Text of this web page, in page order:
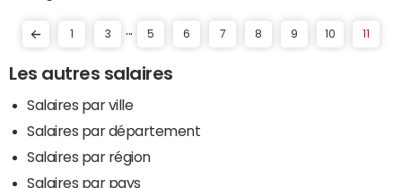
1 3 5 6 7 8 9 10 11
Les autres salaires
Salaires par ville
Salaires par département
Salaires par région
Salaires par pays